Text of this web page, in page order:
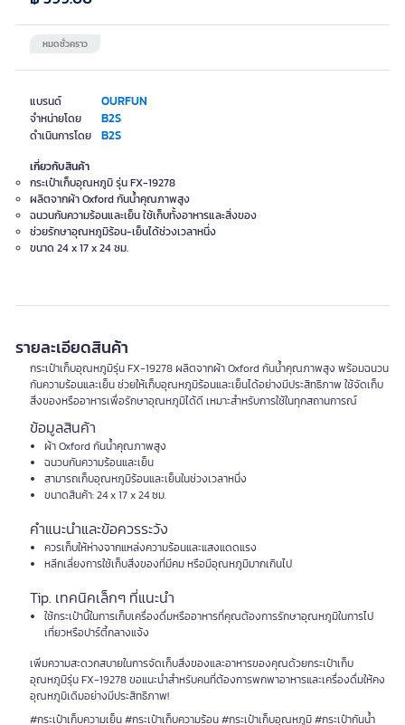
แบรนด์ OURFUN
จำหน่ายโดย B2S
ดำเนินการโดย B2S
หมดชั่วคราว
เกี่ยวกับสินค้า
กระเป๋าเก็บอุณหภูมิ รุ่น FX-19278
ผลิตจากผ้า Oxford กันน้ำคุณภาพสูง
ฉนวนกันความร้อนและเย็น ใช้เก็บทั้งอาหารและสิ่งของ
ช่วยรักษาอุณหภูมิร้อน-เย็นได้ช่วงเวลาหนึ่ง
ขนาด 24 x 17 x 24 ซม.
รายละเอียดสินค้า
กระเป๋าเก็บอุณหภูมิรุ่น FX-19278 ผลิตจากผ้า Oxford กันน้ำคุณภาพสูง พร้อมฉนวน
กันความร้อนและเย็น ช่วยให้เก็บอุณหภูมิร้อนและเย็นได้อย่างมีประสิทธิภาพ ใช้จัดเก็บ
สิ่งของหรืออาหารเพื่อรักษาอุณหภูมิได้ดี เหมาะสำหรับการใช้ในทุกสถานการณ์
ข้อมูลสินค้า
ผ้า Oxford กันน้ำคุณภาพสูง
ฉนวนกันความร้อนและเย็น
สามารถเก็บอุณหภูมิร้อนและเย็นในช่วงเวลาหนึ่ง
ขนาดสินค้า: 24 x 17 x 24 ซม.
คำแนะนำและข้อควรระวัง
ควรเก็บให้ห่างจากแหล่งความร้อนและแสงแดดแรง
หลีกเลี่ยงการใช้เก็บสิ่งของที่มีคม หรือมีอุณหภูมิมากเกินไป
Tip. เทคนิคเล็กๆ ที่แนะนำ
ใช้กระเป๋านี้ในการเก็บเครื่องดื่มหรืออาหารที่คุณต้องการรักษาอุณหภูมิในการไป
เที่ยวหรือปาร์ตี้กลางแจ้ง
เพิ่มความสะดวกสบายในการจัดเก็บสิ่งของและอาหารของคุณด้วยกระเป๋าเก็บ
อุณหภูมิรุ่น FX-19278 ขอแนะนำสำหรับคนที่ต้องการพกพาอาหารและเครื่องดื่มให้คง
อุณหภูมิเดิมอย่างมีประสิทธิภาพ!
#กระเป๋าเก็บความเย็น #กระเป๋าเก็บความร้อน #กระเป๋าเก็บอุณหภูมิ #กระเป๋ากันน้ำ